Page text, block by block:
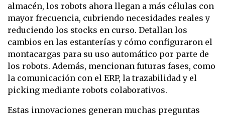
almacén, los robots ahora llegan a más células con
mayor frecuencia, cubriendo necesidades reales y
reduciendo los stocks en curso. Detallan los
cambios en las estanterías y cómo configuraron el
montacargas para su uso automático por parte de
los robots. Además, mencionan futuras fases, como
la comunicación con el ERP, la trazabilidad y el
picking mediante robots colaborativos.
Estas innovaciones generan muchas preguntas